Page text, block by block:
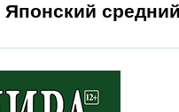
Японский